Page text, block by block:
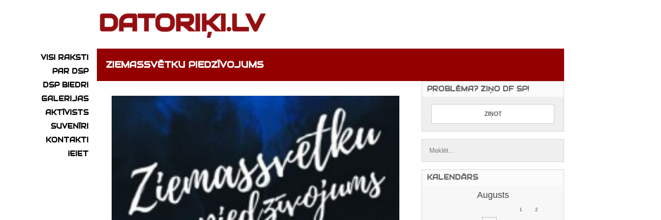
VISI RAKSTI
PAR DSP
DSP BIEDRI
GALERIJAS
AKTĪVISTS
SUVENĪRI
KONTAKTI
IEIET
ZIEMASSVĒTKU PIEDZĪVOJUMS
PROBLĒMA? ZIŅO DF SP!
KALENDĀRS
Augusts
1 2